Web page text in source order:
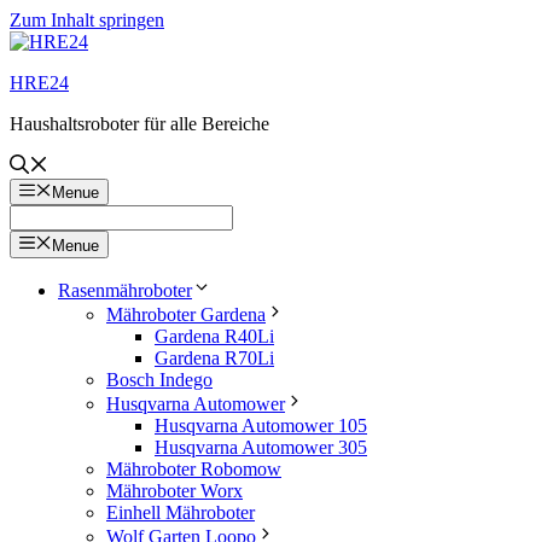
Zum Inhalt springen
HRE24
Haushaltsroboter für alle Bereiche
Menue
Menue
Rasenmähroboter
Mähroboter Gardena
Gardena R40Li
Gardena R70Li
Bosch Indego
Husqvarna Automower
Husqvarna Automower 105
Husqvarna Automower 305
Mähroboter Robomow
Mähroboter Worx
Einhell Mähroboter
Wolf Garten Loopo